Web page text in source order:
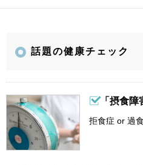
話題の健康チェック
「摂食障
拒食症 or 過